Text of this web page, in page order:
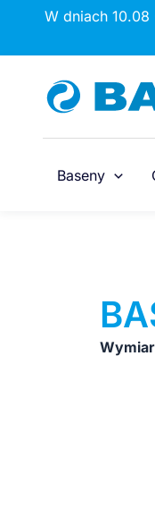
Przejdź
treści
W dniach
Baseny